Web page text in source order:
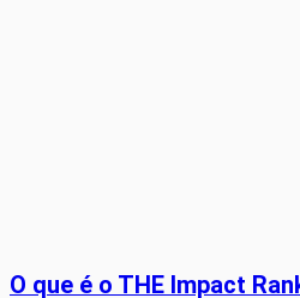
O que é o THE Impact